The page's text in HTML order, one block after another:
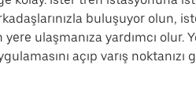
buluşuyor olun,
ulaşmanıza yardımcı
açıp varış noktanızı